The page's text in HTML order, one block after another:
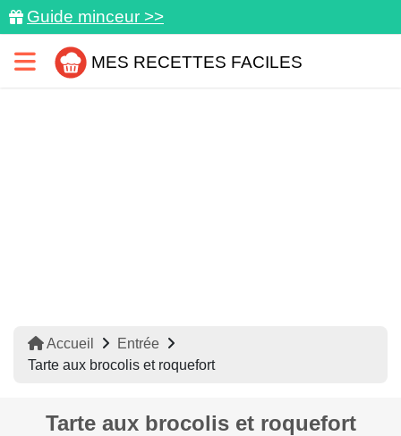
Guide minceur >>
MES RECETTES FACILES
Accueil
Entrée
Tarte aux brocolis et roquefort
Tarte aux brocolis et roquefort